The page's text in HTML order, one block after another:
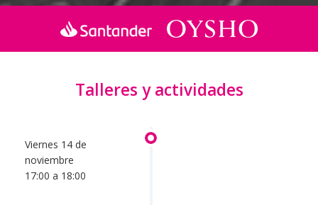
Talleres y actividades
Viernes 14 de
noviembre
17:00 a 18:00